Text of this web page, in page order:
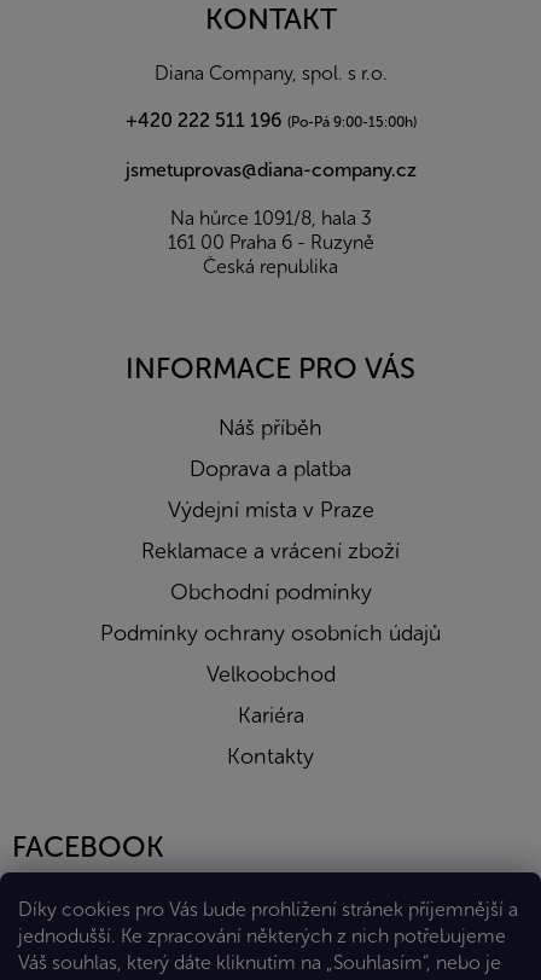
Díky cookies pro Vás bude prohlížení stránek příjemnější a
jednodušší. Ke zpracování některých z nich potřebujeme
Váš souhlas, který dáte kliknutím na „Souhlasím“, nebo je
KONTAKT
Diana Company, spol. s r.o.
+420 222 511 196 (Po-Pá 9:00-15:00h)
jsmetuprovas@diana-company.cz
Na hůrce 1091/8, hala 3
161 00 Praha 6 - Ruzyně
Česká republika
INFORMACE PRO VÁS
Náš příběh
Doprava a platba
Výdejní místa v Praze
Reklamace a vrácení zboží
Obchodní podmínky
Podmínky ochrany osobních údajů
Velkoobchod
Kariéra
Kontakty
FACEBOOK